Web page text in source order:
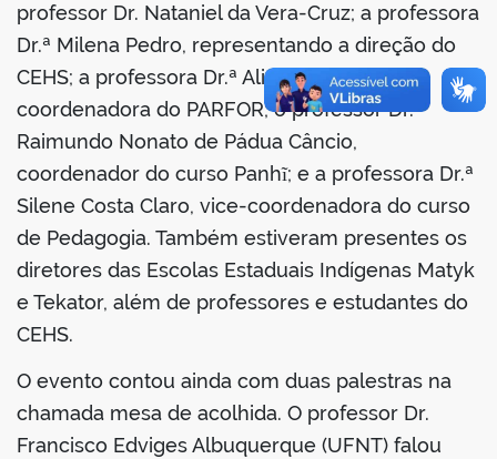
professor Dr. Nataniel da Vera-Cruz; a professora
Dr.ª Milena Pedro, representando a direção do
CEHS; a professora Dr.ª Aline Campos,
coordenadora do PARFOR; o professor Dr.
Raimundo Nonato de Pádua Câncio,
coordenador do curso Panhĩ; e a professora Dr.ª
Silene Costa Claro, vice-coordenadora do curso
de Pedagogia. Também estiveram presentes os
diretores das Escolas Estaduais Indígenas Matyk
e Tekator, além de professores e estudantes do
CEHS.
O evento contou ainda com duas palestras na
chamada mesa de acolhida. O professor Dr.
Francisco Edviges Albuquerque (UFNT) falou